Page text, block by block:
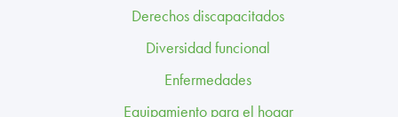
CONTACTO
CANAL ÉTICO
Derechos discapacitados
Diversidad funcional
Enfermedades
Equipamiento para el hogar